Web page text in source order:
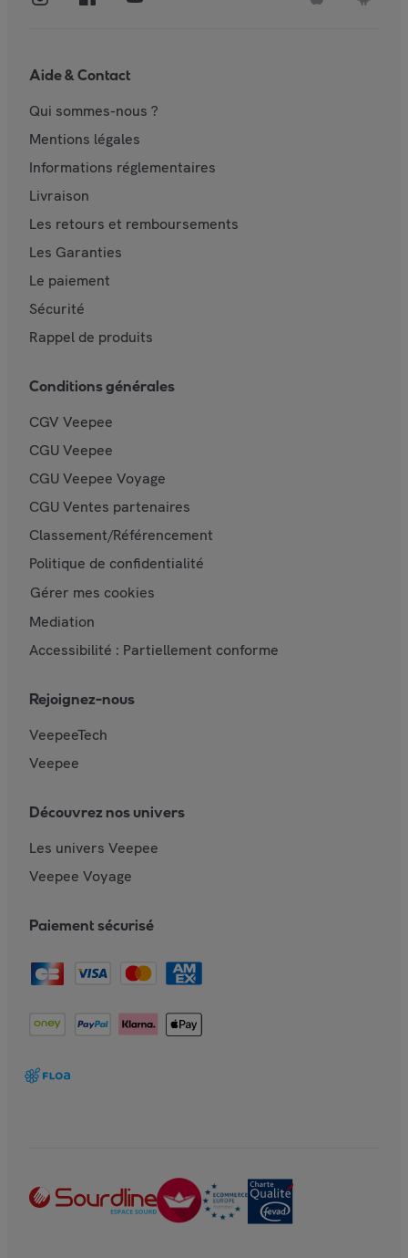
Aide & Contact
Qui sommes-nous ?
Mentions légales
Informations réglementaires
Livraison
Les retours et remboursements
Les Garanties
Le paiement
Sécurité
Rappel de produits
Conditions générales
CGV Veepee
CGU Veepee
CGU Veepee Voyage
CGU Ventes partenaires
Classement/Référencement
Politique de confidentialité
Gérer mes cookies
Mediation
Accessibilité : Partiellement conforme
Rejoignez-nous
VeepeeTech
Veepee
Découvrez nos univers
Les univers Veepee
Veepee Voyage
Paiement sécurisé